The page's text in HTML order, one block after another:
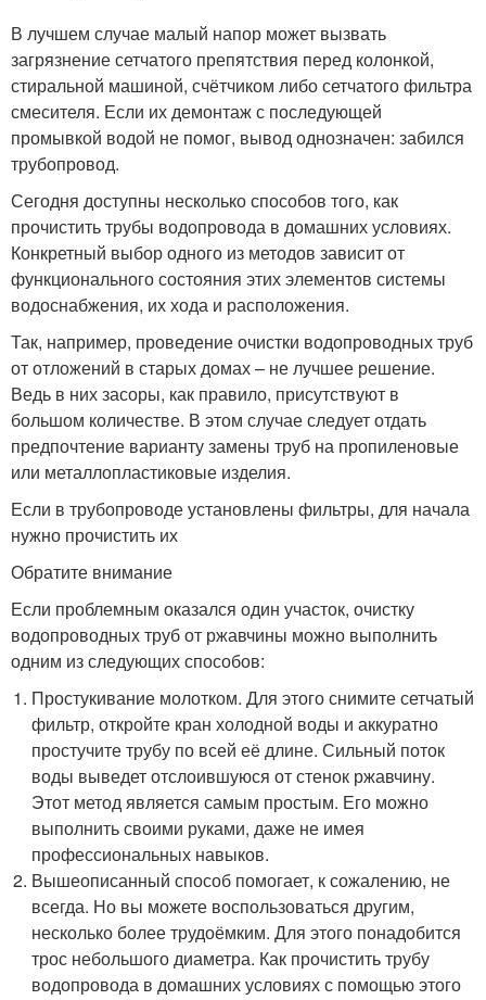
В лучшем случае малый напор может вызвать
загрязнение сетчатого препятствия перед колонкой,
стиральной машиной, счётчиком либо сетчатого фильтра
смесителя. Если их демонтаж с последующей
промывкой водой не помог, вывод однозначен: забился
трубопровод.
Сегодня доступны несколько способов того, как
прочистить трубы водопровода в домашних условиях.
Конкретный выбор одного из методов зависит от
функционального состояния этих элементов системы
водоснабжения, их хода и расположения.
Так, например, проведение очистки водопроводных труб
от отложений в старых домах – не лучшее решение.
Ведь в них засоры, как правило, присутствуют в
большом количестве. В этом случае следует отдать
предпочтение варианту замены труб на пропиленовые
или металлопластиковые изделия.
Если в трубопроводе установлены фильтры, для начала
нужно прочистить их
Обратите внимание
Если проблемным оказался один участок, очистку
водопроводных труб от ржавчины можно выполнить
одним из следующих способов:
Простукивание молотком. Для этого снимите сетчатый
фильтр, откройте кран холодной воды и аккуратно
простучите трубу по всей её длине. Сильный поток
воды выведет отслоившуюся от стенок ржавчину.
Этот метод является самым простым. Его можно
выполнить своими руками, даже не имея
профессиональных навыков.
Вышеописанный способ помогает, к сожалению, не
всегда. Но вы можете воспользоваться другим,
несколько более трудоёмким. Для этого понадобится
трос небольшого диаметра. Как прочистить трубу
водопровода в домашних условиях с помощью этого